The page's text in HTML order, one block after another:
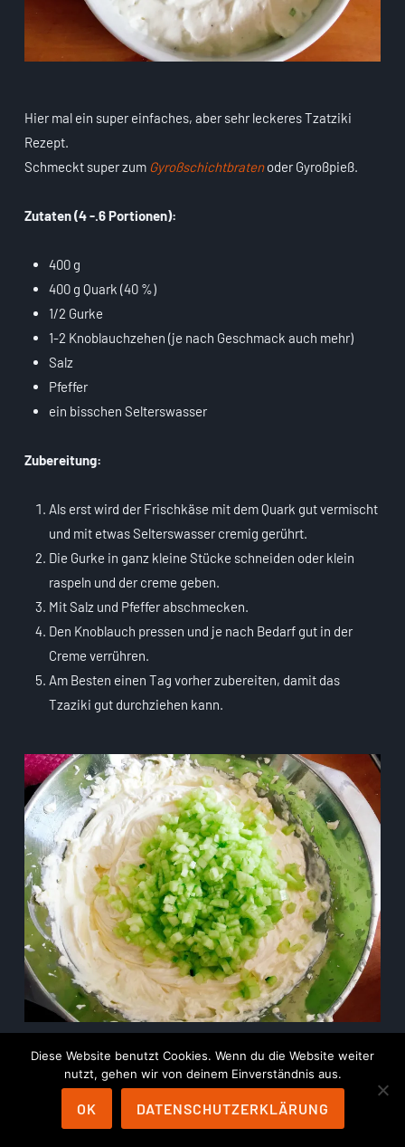
Hier mal ein super einfaches, aber sehr leckeres Tzatziki
Rezept.
Schmeckt super zum Gyroßschichtbraten oder Gyroßpieß.
Zutaten (4 -.6 Portionen):
400 g
400 g Quark (40 %)
1/2 Gurke
1-2 Knoblauchzehen (je nach Geschmack auch mehr)
Salz
Pfeffer
ein bisschen Selterswasser
Zubereitung:
Als erst wird der Frischkäse mit dem Quark gut vermischt
und mit etwas Selterswasser cremig gerührt.
Die Gurke in ganz kleine Stücke schneiden oder klein
raspeln und der creme geben.
Mit Salz und Pfeffer abschmecken.
Den Knoblauch pressen und je nach Bedarf gut in der
Creme verrühren.
Am Besten einen Tag vorher zubereiten, damit das
Tzaziki gut durchziehen kann.
Diese Website benutzt Cookies. Wenn du die Website weiter
nutzt, gehen wir von deinem Einverständnis aus.
OK DATENSCHUTZERKLÄRUNG